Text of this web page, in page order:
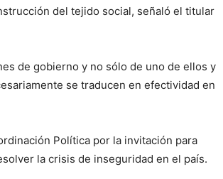
del tejido social, señaló el titular
de gobierno y no sólo de uno de ellos y
se traducen en efectividad en
Política por la invitación para
la crisis de inseguridad en el país.